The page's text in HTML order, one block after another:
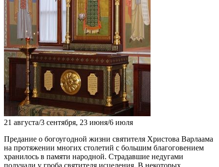
21 августа/3 сентября, 23 июня/6 июля
Предание о богоугодной жизни святителя Христова Варлаама
на протяжении многих столетий с большим благоговением
хранилось в памяти народной. Страдавшие недугами
получали у гроба святителя исцеления. В некоторых